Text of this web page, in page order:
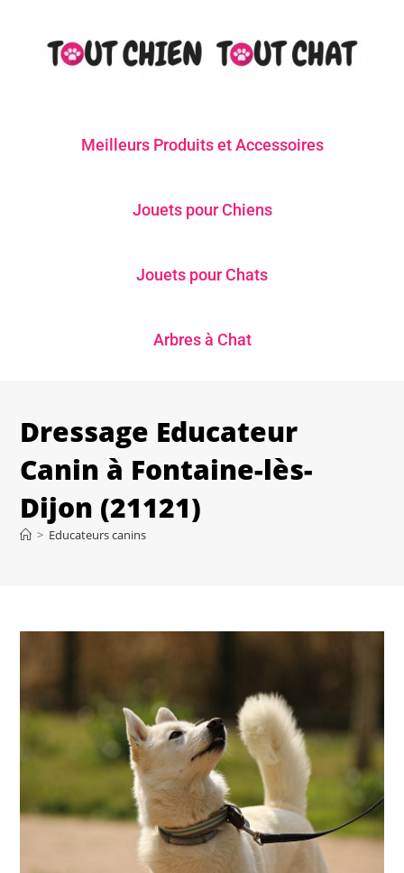
Meilleurs Produits et Accessoires
Jouets pour Chiens
Jouets pour Chats
Arbres à Chat
Dressage Educateur
Canin à Fontaine-lès-
Dijon (21121)
> Educateurs canins